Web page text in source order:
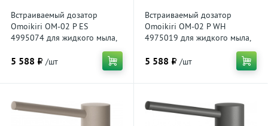
Встраиваемый дозатор
Omoikiri OM-02 P ES
4995074 для жидкого мыла,
5 588 ₽ /шт
Встраиваемый дозатор
Omoikiri OM-02 P WH
4975019 для жидкого мыла,
5 588 ₽ /шт